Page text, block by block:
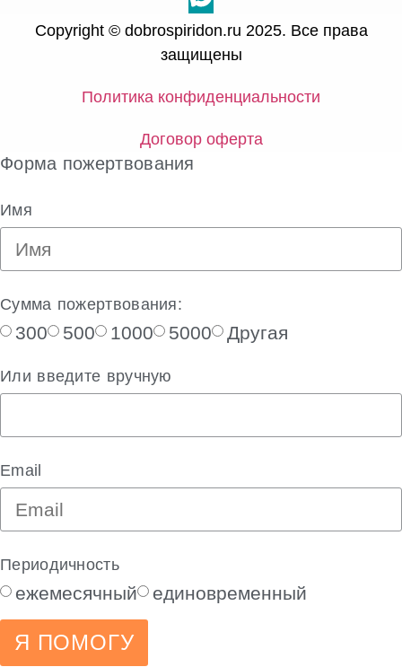
Copyright © dobrospiridon.ru 2025. Все права
защищены
Политика конфиденциальности
Договор оферта
Форма пожертвования
Имя
Сумма пожертвования:
300 500 1000 5000 Другая
Или введите вручную
Email
Периодичность
ежемесячный единовременный
Я ПОМОГУ